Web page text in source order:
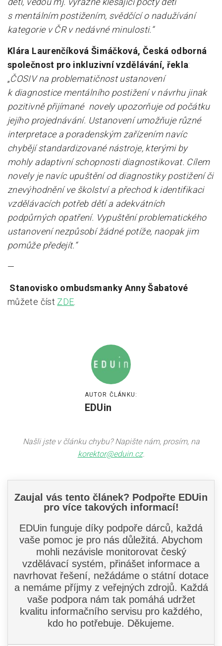
s mentálním postižením, svědčící o nadužívání
kategorie v ČR v nedávné minulosti.“
Klára Laurenčíková Šimáčková, Česká odborná
společnost pro inkluzivní vzdělávání, řekla:
„ČOSIV na problematičnost ustanovení
k diagnostice mentálního postižení v návrhu jinak
pozitivně přijímané novely upozorňuje od počátku
jejího projednávání. Ustanovení umožňuje různé
interpretace a poradenským zařízením navíc
chybějí standardizované nástroje, kterými by
mohly adaptivní schopnosti diagnostikovat. Cílem
novely je navíc upuštění od diagnostiky postižení či
znevýhodnění ve školství a přechod k identifikaci
vzdělávacích potřeb dětí a adekvátních
podpůrných opatření. Vypuštění problematického
ustanovení nezpůsobí žádné potíže, naopak jim
pomůže předejít.“
—
Stanovisko ombudsmanky Anny Šabatové
můžete číst ZDE.
AUTOR ČLÁNKU:
EDUin
Našli jste v článku chybu? Napište nám, prosím, na
korektor@eduin.cz.